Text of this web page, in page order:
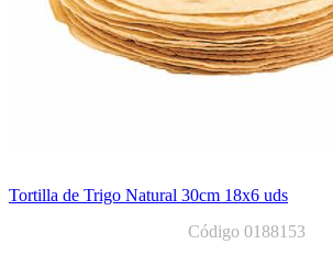
Tortilla de Trigo Natural 30cm 18x6 uds
Código 0188153